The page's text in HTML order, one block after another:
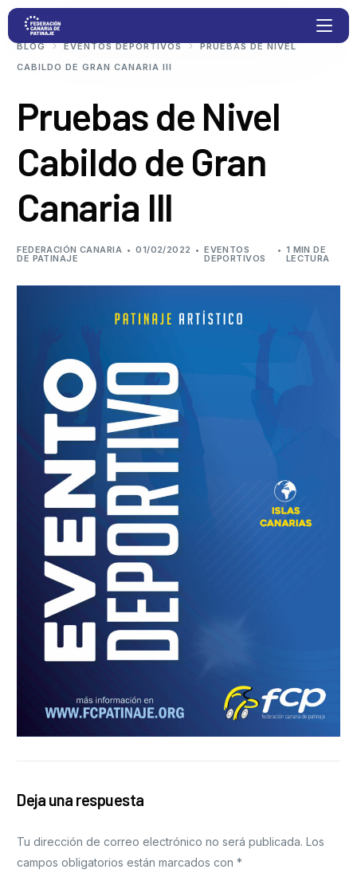
BLOG EVENTOS DEPORTIVOS
PRUEBAS DE NIVEL
CABILDO DE GRAN CANARIA III
Pruebas de Nivel
Cabildo de Gran
Canaria III
FEDERACIÓN CANARIA
DE PATINAJE
01/02/2022 EVENTOS
DEPORTIVOS
1 MIN DE
LECTURA
Deja una respuesta
Tu dirección de correo electrónico no será publicada. Los
campos obligatorios están marcados con*
Proyectos
Competiciones
Clubs
Transparencia
Documentación
Formación